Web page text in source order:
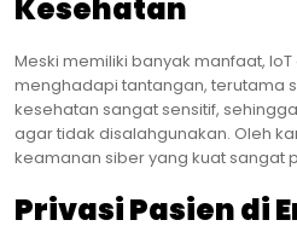
Kesehatan
Meski memiliki banyak manfaat,
menghadapi tantangan, terutama
kesehatan sangat sensitif,
agar tidak disalahgunakan. Oleh
keamanan siber yang kuat sangat
Privasi Pasien di